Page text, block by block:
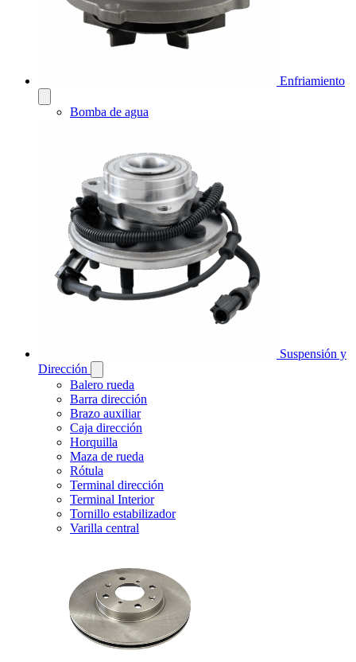
Enfriamiento
Bomba de agua
Suspensión y
Dirección
Balero rueda
Barra dirección
Brazo auxiliar
Caja dirección
Horquilla
Maza de rueda
Rótula
Terminal dirección
Terminal Interior
Tornillo estabilizador
Varilla central